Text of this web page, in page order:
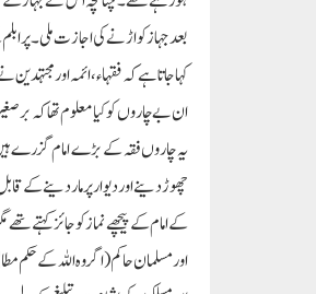
بعد جہاز کو اڑنے کی اجازت ملی
کہا جاتا ہے کہ فقہاء ،ائمہ ا ور
ان بے چاروں کو کیا معلوم تھا کہ
یہ چاروں فقہ کے بڑے امام گزرے
چھوڑدینے اور دیوار پرماردینے
کے امام کے پیچھے نماز کو جائز کہتے
اور مسلمان حاکم( اگر وہ اللہ کے